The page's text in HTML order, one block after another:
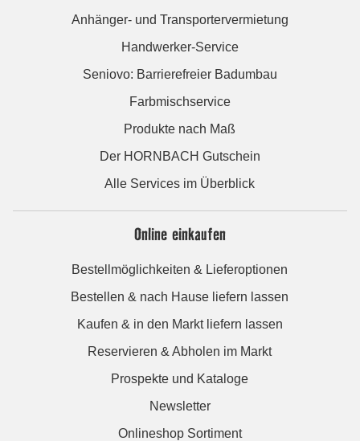
Anhänger- und Transportervermietung
Handwerker-Service
Seniovo: Barrierefreier Badumbau
Farbmischservice
Produkte nach Maß
Der HORNBACH Gutschein
Alle Services im Überblick
Online einkaufen
Bestellmöglichkeiten & Lieferoptionen
Bestellen & nach Hause liefern lassen
Kaufen & in den Markt liefern lassen
Reservieren & Abholen im Markt
Prospekte und Kataloge
Newsletter
Onlineshop Sortiment